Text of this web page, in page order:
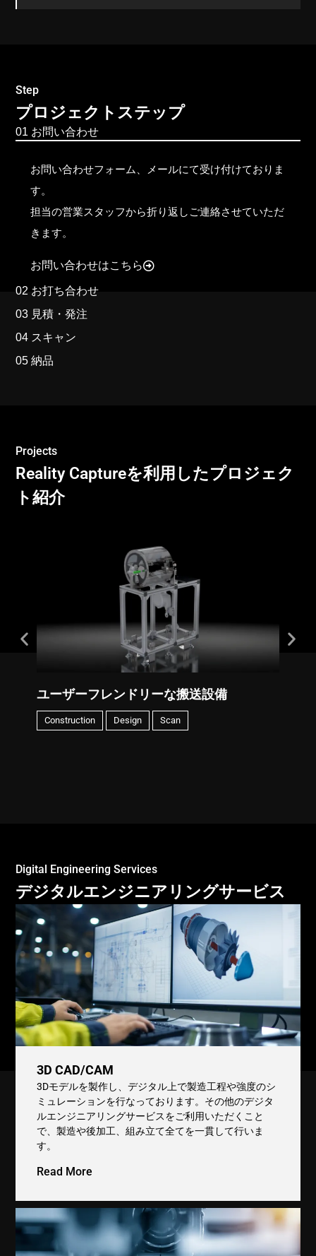
Step
プロジェクトステップ
01 お問い合わせ
02 お打ち合わせ
03 見積・発注
04 スキャン
05 納品
お問い合わせフォーム、メールにて受け付けておりま
す。
担当の営業スタッフから折り返しご連絡させていただ
きます。
お問い合わせはこちら
Projects
Reality Captureを利用したプロジェク
ト紹介
ユーザーフレンドリーな搬送設備
Construction Design Scan
Digital Engineering Services
デジタルエンジニアリングサービス
3D CAD/CAM
3Dモデルを製作し、デジタル上で製造工程や強度のシ
ミュレーションを行なっております。その他のデジタ
ルエンジニアリングサービスをご利用いただくこと
で、製造や後加工、組み立て全てを一貫して行いま
す。
Read More